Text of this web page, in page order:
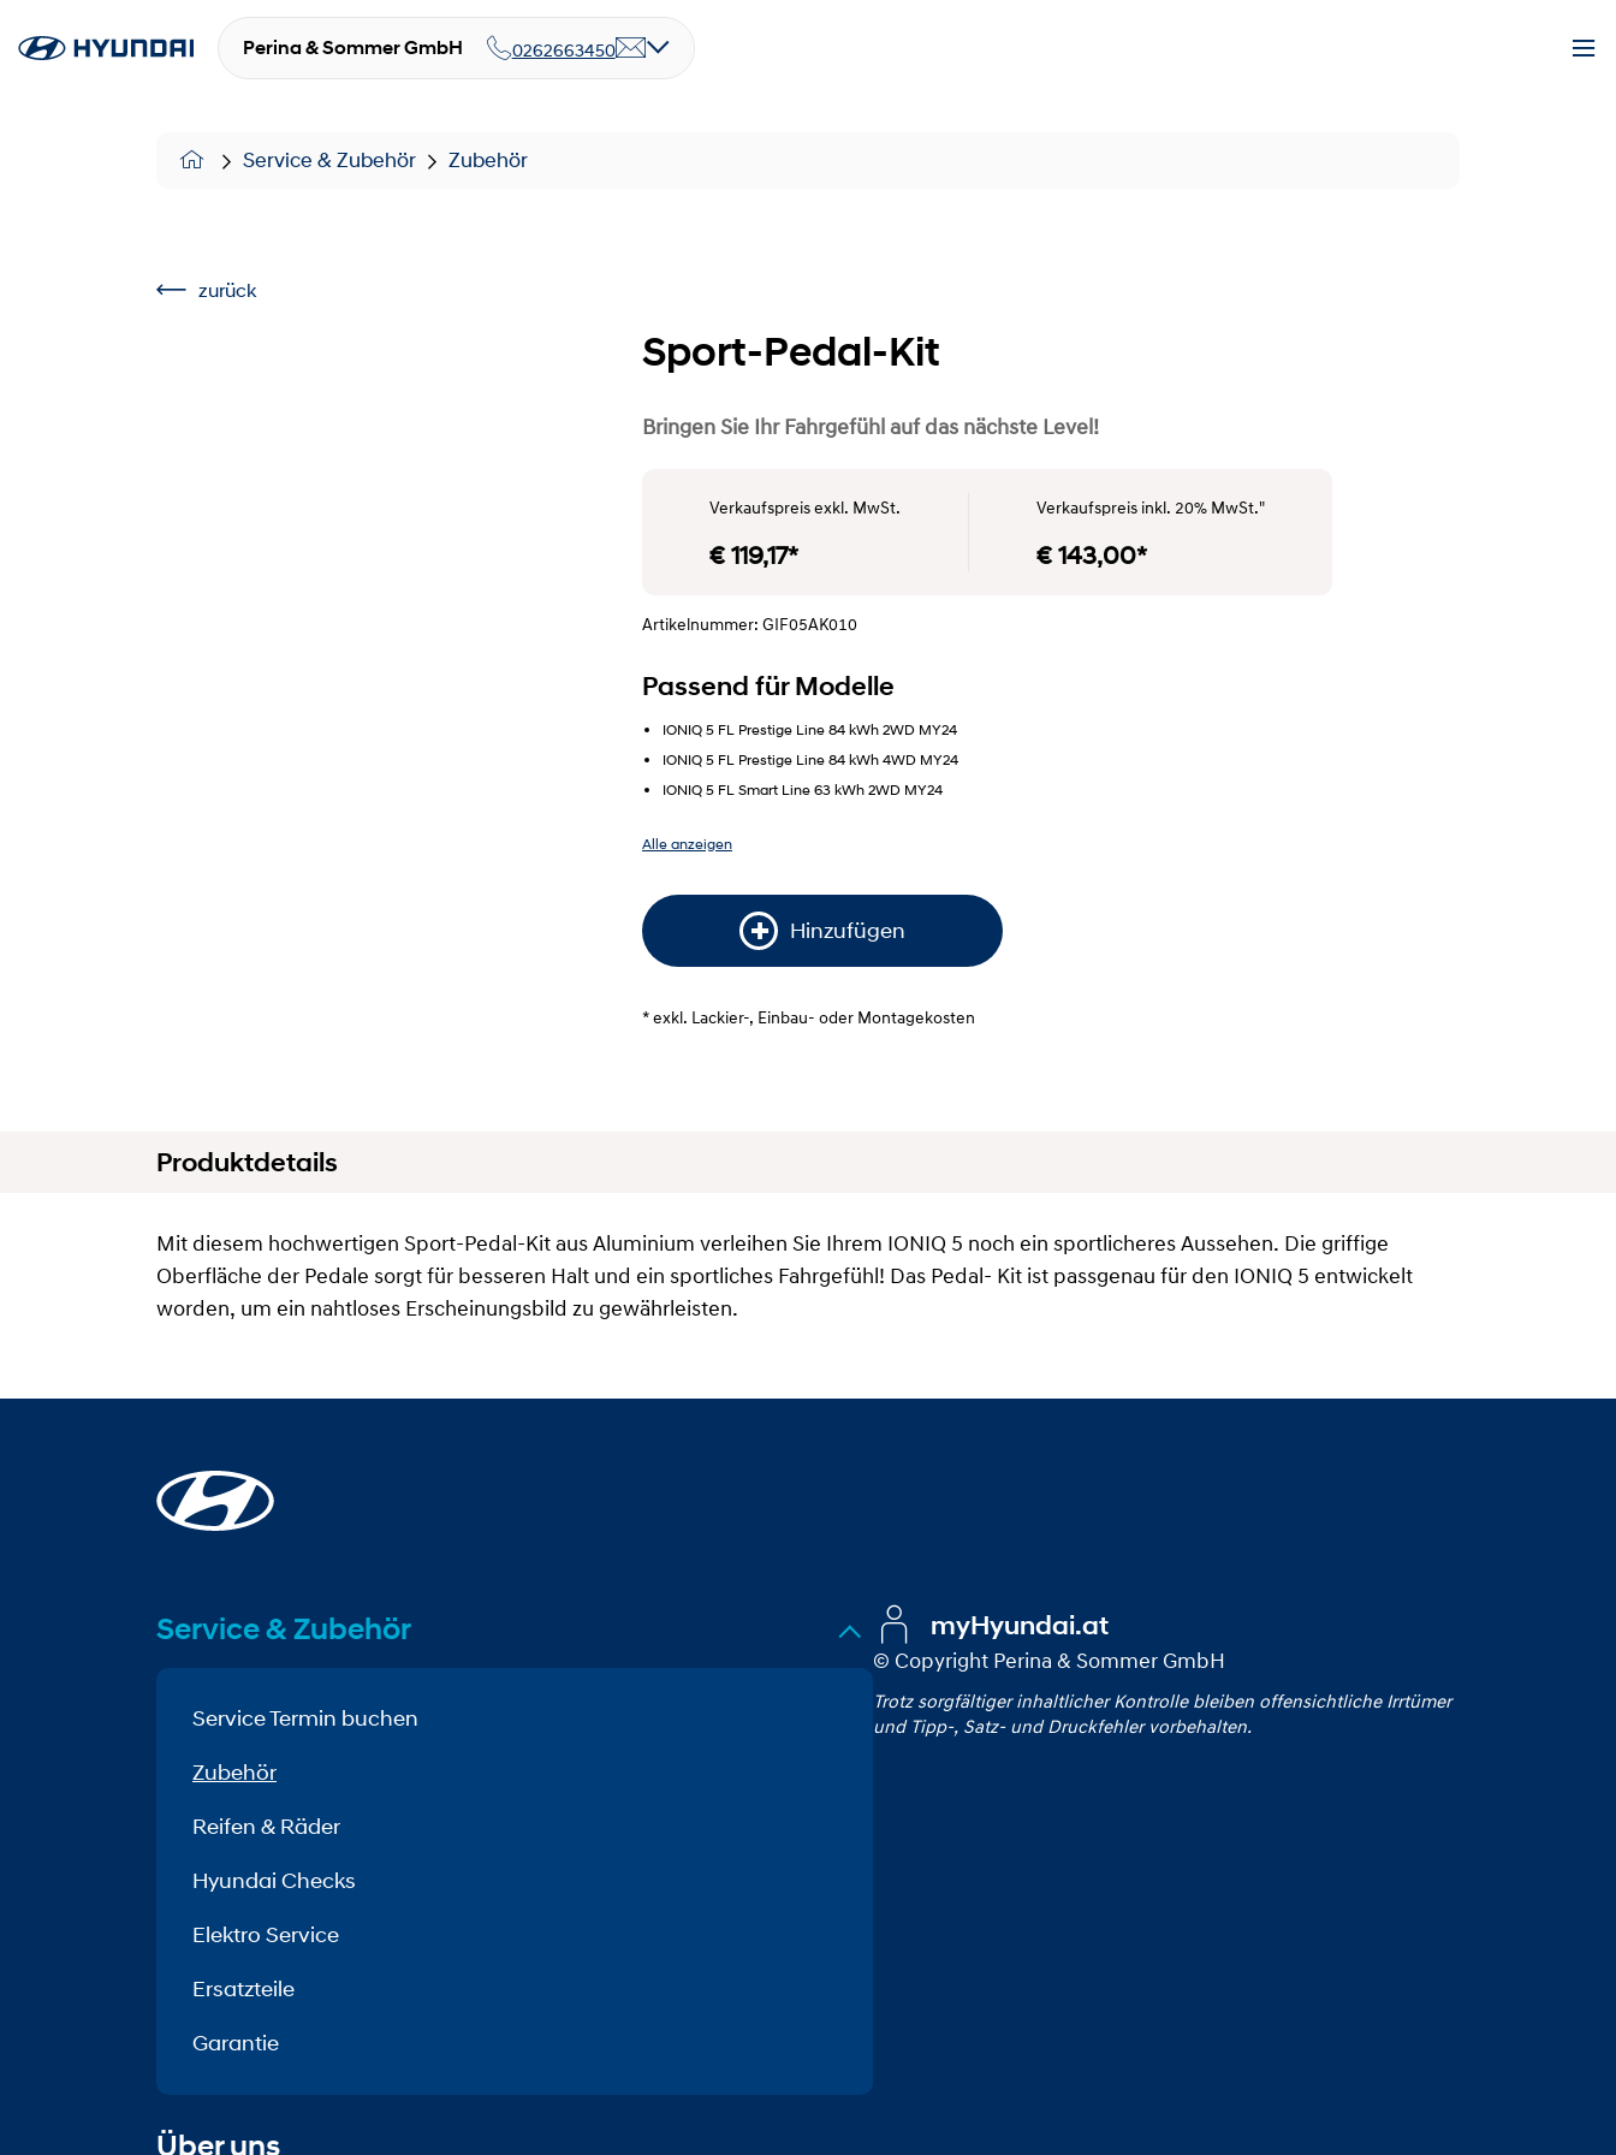
Perina & Sommer GmbH 0262663450
Service & Zubehör Zubehör
zurück
Sport-Pedal-Kit
Bringen Sie Ihr Fahrgefühl auf das nächste Level!
Verkaufspreis exkl. MwSt.
€ 119,17*
Verkaufspreis inkl. 20% MwSt."
€ 143,00*
Artikelnummer: GIF05AK010
Passend für Modelle
IONIQ 5 FL Prestige Line 84 kWh 2WD MY24
IONIQ 5 FL Prestige Line 84 kWh 4WD MY24
IONIQ 5 FL Smart Line 63 kWh 2WD MY24
Alle anzeigen
Hinzufügen
* exkl. Lackier-, Einbau- oder Montagekosten
Produktdetails
Mit diesem hochwertigen Sport-Pedal-Kit aus Aluminium verleihen Sie Ihrem IONIQ 5 noch ein sportlicheres Aussehen. Die griffige
Oberfläche der Pedale sorgt für besseren Halt und ein sportliches Fahrgefühl! Das Pedal- Kit ist passgenau für den IONIQ 5 entwickelt
worden, um ein nahtloses Erscheinungsbild zu gewährleisten.
Service & Zubehör
Service Termin buchen
Zubehör
Reifen & Räder
Hyundai Checks
Elektro Service
Ersatzteile
Garantie
Über uns
myHyundai.at
© Copyright Perina & Sommer GmbH
Trotz sorgfältiger inhaltlicher Kontrolle bleiben offensichtliche Irrtümer
und Tipp‑, Satz‑ und Druckfehler vorbehalten.